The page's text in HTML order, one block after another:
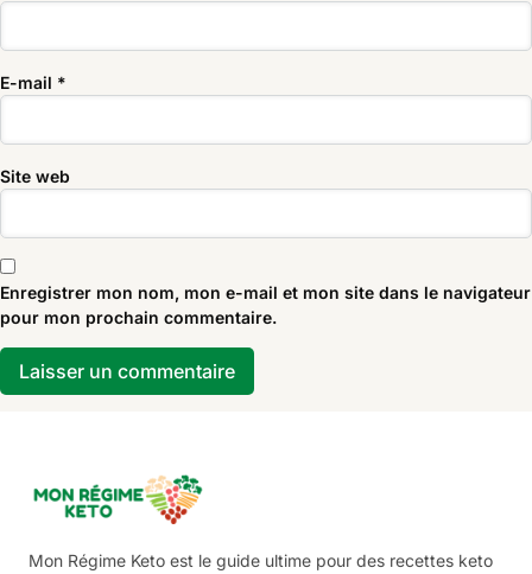
E-mail *
Site web
Enregistrer mon nom, mon e-mail et mon site dans le navigateur
pour mon prochain commentaire.
Mon Régime Keto est le guide ultime pour des recettes keto